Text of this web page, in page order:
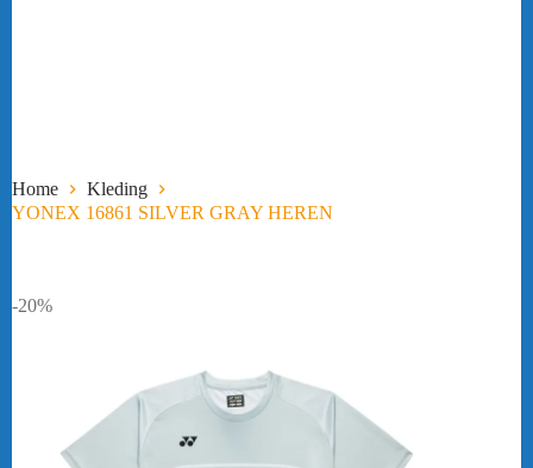
Home
Kleding
YONEX 16861 SILVER GRAY HEREN
-20%